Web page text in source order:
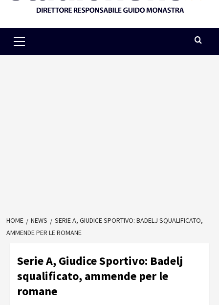
Menu
HOME NEWS
SERIE A, GIUDICE SPORTIVO: BADELJ SQUALIFICATO,
AMMENDE PER LE ROMANE
Serie A, Giudice Sportivo: Badelj
squalificato, ammende per le
romane